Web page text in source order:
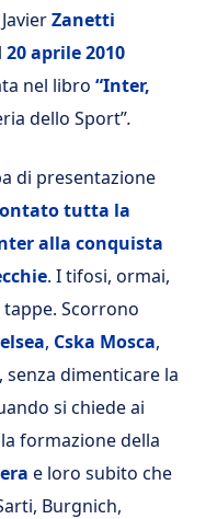
Zanetti
20 aprile 2010
nel libro “Inter,
dello Sport”.
di presentazione
tutta la
alla conquista
. I tifosi, ormai,
Scorrono
, Cska Mosca,
, senza dimenticare la
si chiede ai
formazione della
e loro subito che
Burgnich,